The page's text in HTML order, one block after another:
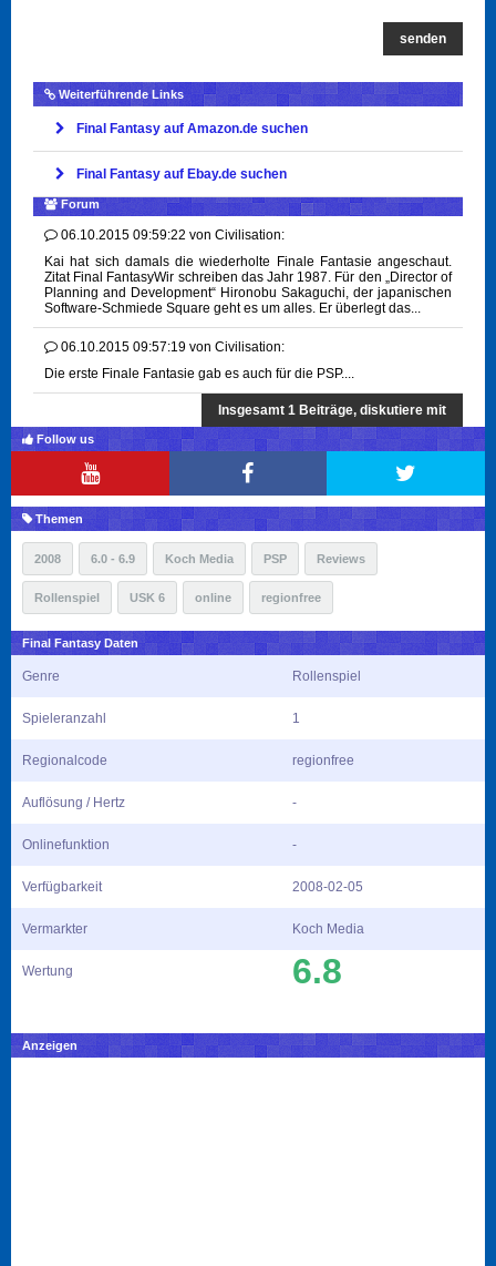
senden
Weiterführende Links
Final Fantasy auf Amazon.de suchen
Final Fantasy auf Ebay.de suchen
Forum
06.10.2015 09:59:22 von Civilisation:
Kai hat sich damals die wiederholte Finale Fantasie angeschaut.
Zitat Final FantasyWir schreiben das Jahr 1987. Für den „Director of
Planning and Development“ Hironobu Sakaguchi, der japanischen
Software-Schmiede Square geht es um alles. Er überlegt das...
06.10.2015 09:57:19 von Civilisation:
Die erste Finale Fantasie gab es auch für die PSP....
Insgesamt 1 Beiträge, diskutiere mit
Follow us
Themen
2008 6.0 - 6.9 Koch Media PSP Reviews
Rollenspiel USK 6 online regionfree
Final Fantasy Daten
Genre Rollenspiel
Spieleranzahl 1
Regionalcode regionfree
Auflösung / Hertz -
Onlinefunktion -
Verfügbarkeit 2008-02-05
Vermarkter Koch Media
Wertung 6.8
Anzeigen